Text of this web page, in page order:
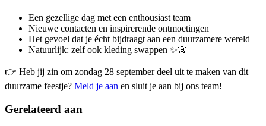
Een gezellige dag met een enthousiast team
Nieuwe contacten en inspirerende ontmoetingen
Het gevoel dat je écht bijdraagt aan een duurzamere wereld
Natuurlijk: zelf ook kleding swappen ✨👗
👉 Heb jij zin om zondag 28 september deel uit te maken van dit
duurzame feestje? Meld je aan en sluit je aan bij ons team!
Gerelateerd aan